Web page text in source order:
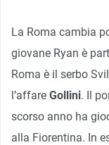
La Roma cambia
giovane Ryan è
Roma è il serbo
l’affare Gollini. Il
scorso anno ha
alla Fiorentina. In